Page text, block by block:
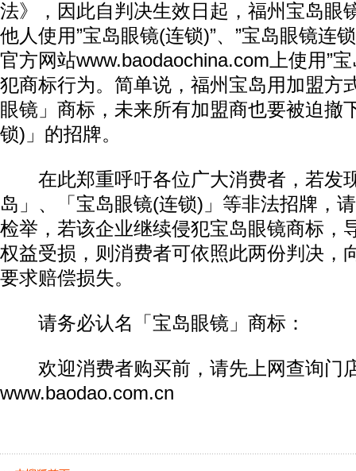
法》，因此自判决生效日起，福州宝岛眼
他人使用”宝岛眼镜(连锁)”、”宝岛眼镜连
官方网站www.baodaochina.com上使用”
犯商标行为。简单说，福州宝岛用加盟方
眼镜」商标，未来所有加盟商也要被迫撤
锁)」的招牌。
在此郑重呼吁各位广大消费者，若发
岛」、「宝岛眼镜(连锁)」等非法招牌，
检举，若该企业继续侵犯宝岛眼镜商标，
权益受损，则消费者可依照此两份判决，
要求赔偿损失。
请务必认名「宝岛眼镜」商标：
欢迎消费者购买前，请先上网查询门
www.baodao.com.cn